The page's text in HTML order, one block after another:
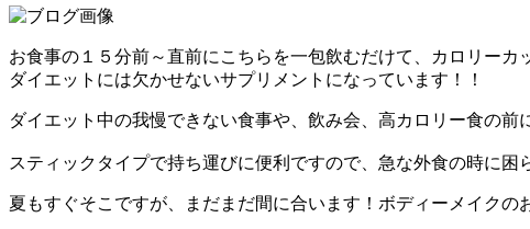
お食事の１５分前～直前にこちらを一包飲むだけて、カロリーカ
ダイエットには欠かせないサプリメントになっています！！
ダイエット中の我慢できない食事や、飲み会、高カロリー食の前
スティックタイプで持ち運びに便利ですので、急な外食の時に
夏もすぐそこですが、まだまだ間に合います！ボディーメイク